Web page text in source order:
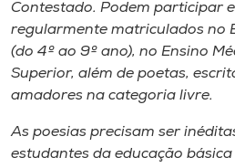
Editora
Rádio
Museu
Contestado. Podem participar
regularmente matriculados no
(do 4º ao 9º ano), no Ensino
Superior, além de poetas,
amadores na categoria livre.
As poesias precisam ser
estudantes da educação